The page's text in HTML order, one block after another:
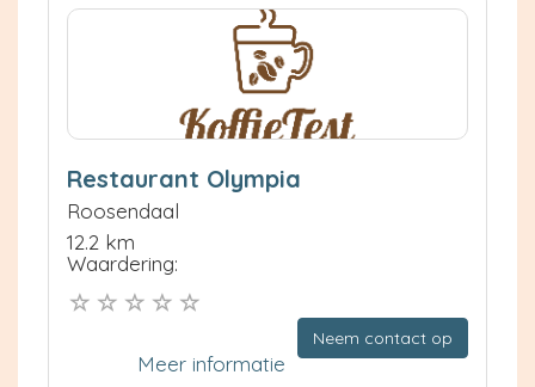
Restaurant Olympia
Roosendaal
12.2 km
Waardering:
Neem contact op
Meer informatie